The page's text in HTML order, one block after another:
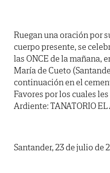
Ruegan una oración por
cuerpo presente, se
las ONCE de la mañana,
María de Cueto
continuación en el
Favores por los cuales
Ardiente: TANATORIO EL
Santander, 23 de julio de